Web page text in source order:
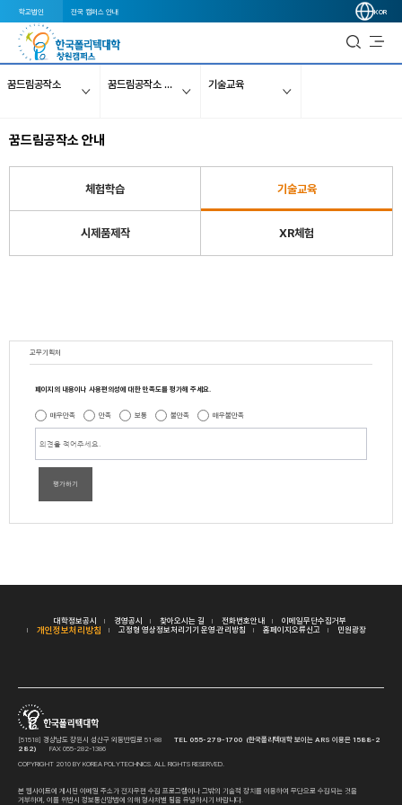
학교법인 전국 캠퍼스 안내 KOR
꿈드림공작소 꿈드림공작소 안내 기술교육
꿈드림공작소 안내
체험학습 기술교육
시제품제작 XR체험
교무기획처
페이지의 내용이나 사용편의성에 대한 만족도를 평가해 주세요.
매우만족 만족 보통 불만족 매우불만족
평가하기
대학정보공시 경영공시 찾아오시는 길 전화번호안내 이메일무단수집거부
개인정보처리방침 고정형 영상정보처리기기 운영·관리방침 홈페이지오류신고 민원광장
[51518] 경상남도 창원시 성산구 외동반림로 51-88 TEL 055-279-1700 (한국폴리텍대학 보이는 ARS 이용은 1588-2
282)
FAX 055-282-1386
COPYRIGHT 2010 BY KOREA POLYTECHNICS. ALL RIGHTS RESERVED.
본 웹사이트에 게시된 이메일 주소가 전자우편 수집 프로그램이나 그밖의 기술적 장치를 이용하여 무단으로 수집되는 것을
거부하며, 이를 위반시 정보통신망법에 의해 형사처벌 됨을 유념하시기 바랍니다.